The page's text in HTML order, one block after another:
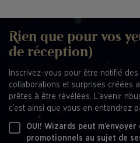
Rien que pour vos
de réception)
Inscrivez-vous pour être notifié des
collaborations et surprises créées
prêtes à être révélées. L’avenir
c’est ainsi que vous en entendrez
OUI! Wizards peut
promotionnels au sujet de